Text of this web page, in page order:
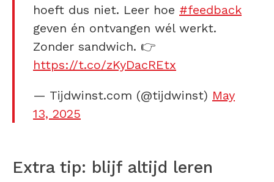
hoeft dus niet. Leer hoe #feedback
geven én ontvangen wél werkt.
Zonder sandwich. 👉
https://t.co/zKyDacREtx
— Tijdwinst.com (@tijdwinst) May
13, 2025
Extra tip: blijf altijd leren